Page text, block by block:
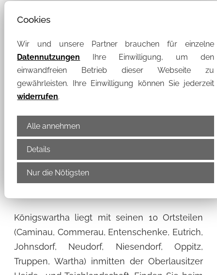
Willkommen
im “virtuellen” Königswartha
geehrte Gäste und Internet-Besucher,
als Bürgermeister darf ich Sie sehr herzlich im
“virtuellen” Königswartha begrüßen! Ich freue
mich sehr, Ihnen unseren Internetauftritt
Königswartha liegt mit seinen 10 Ortsteilen
(Caminau, Commerau, Entenschenke, Eutrich,
Johnsdorf, Neudorf, Niesendorf, Oppitz,
Truppen, Wartha) inmitten der Oberlausitzer
Cookies
Wir und unsere Partner brauchen für einzelne
Datennutzungen Ihre Einwilligung, um den
einwandfreien Betrieb dieser Webseite zu
gewährleisten. Ihre Einwilligung können Sie jederzeit
widerrufen.
Alle annehmen
Details
Nur die Nötigsten